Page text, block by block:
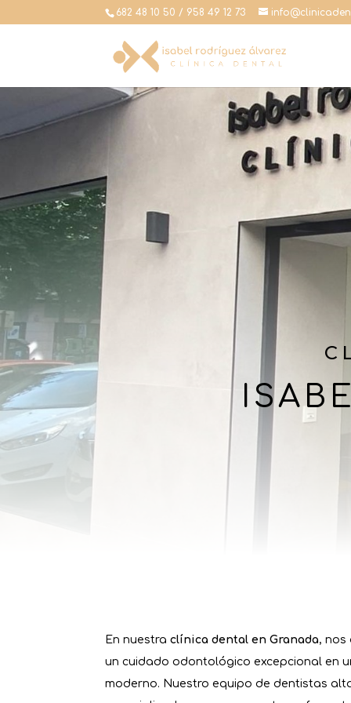
682 48 10 50 / 958 49 12 73
En nuestraclínica dental en Granada, nos
un cuidado odontológico excepcional en
moderno. Nuestro equipo de dentistas